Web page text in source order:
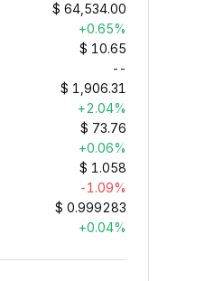
$ 64,534.00
+0.65%
$ 10.65
--
$ 1,906.31
+2.04%
$ 73.76
+0.06%
$ 1.058
-1.09%
$ 0.999283
+0.04%